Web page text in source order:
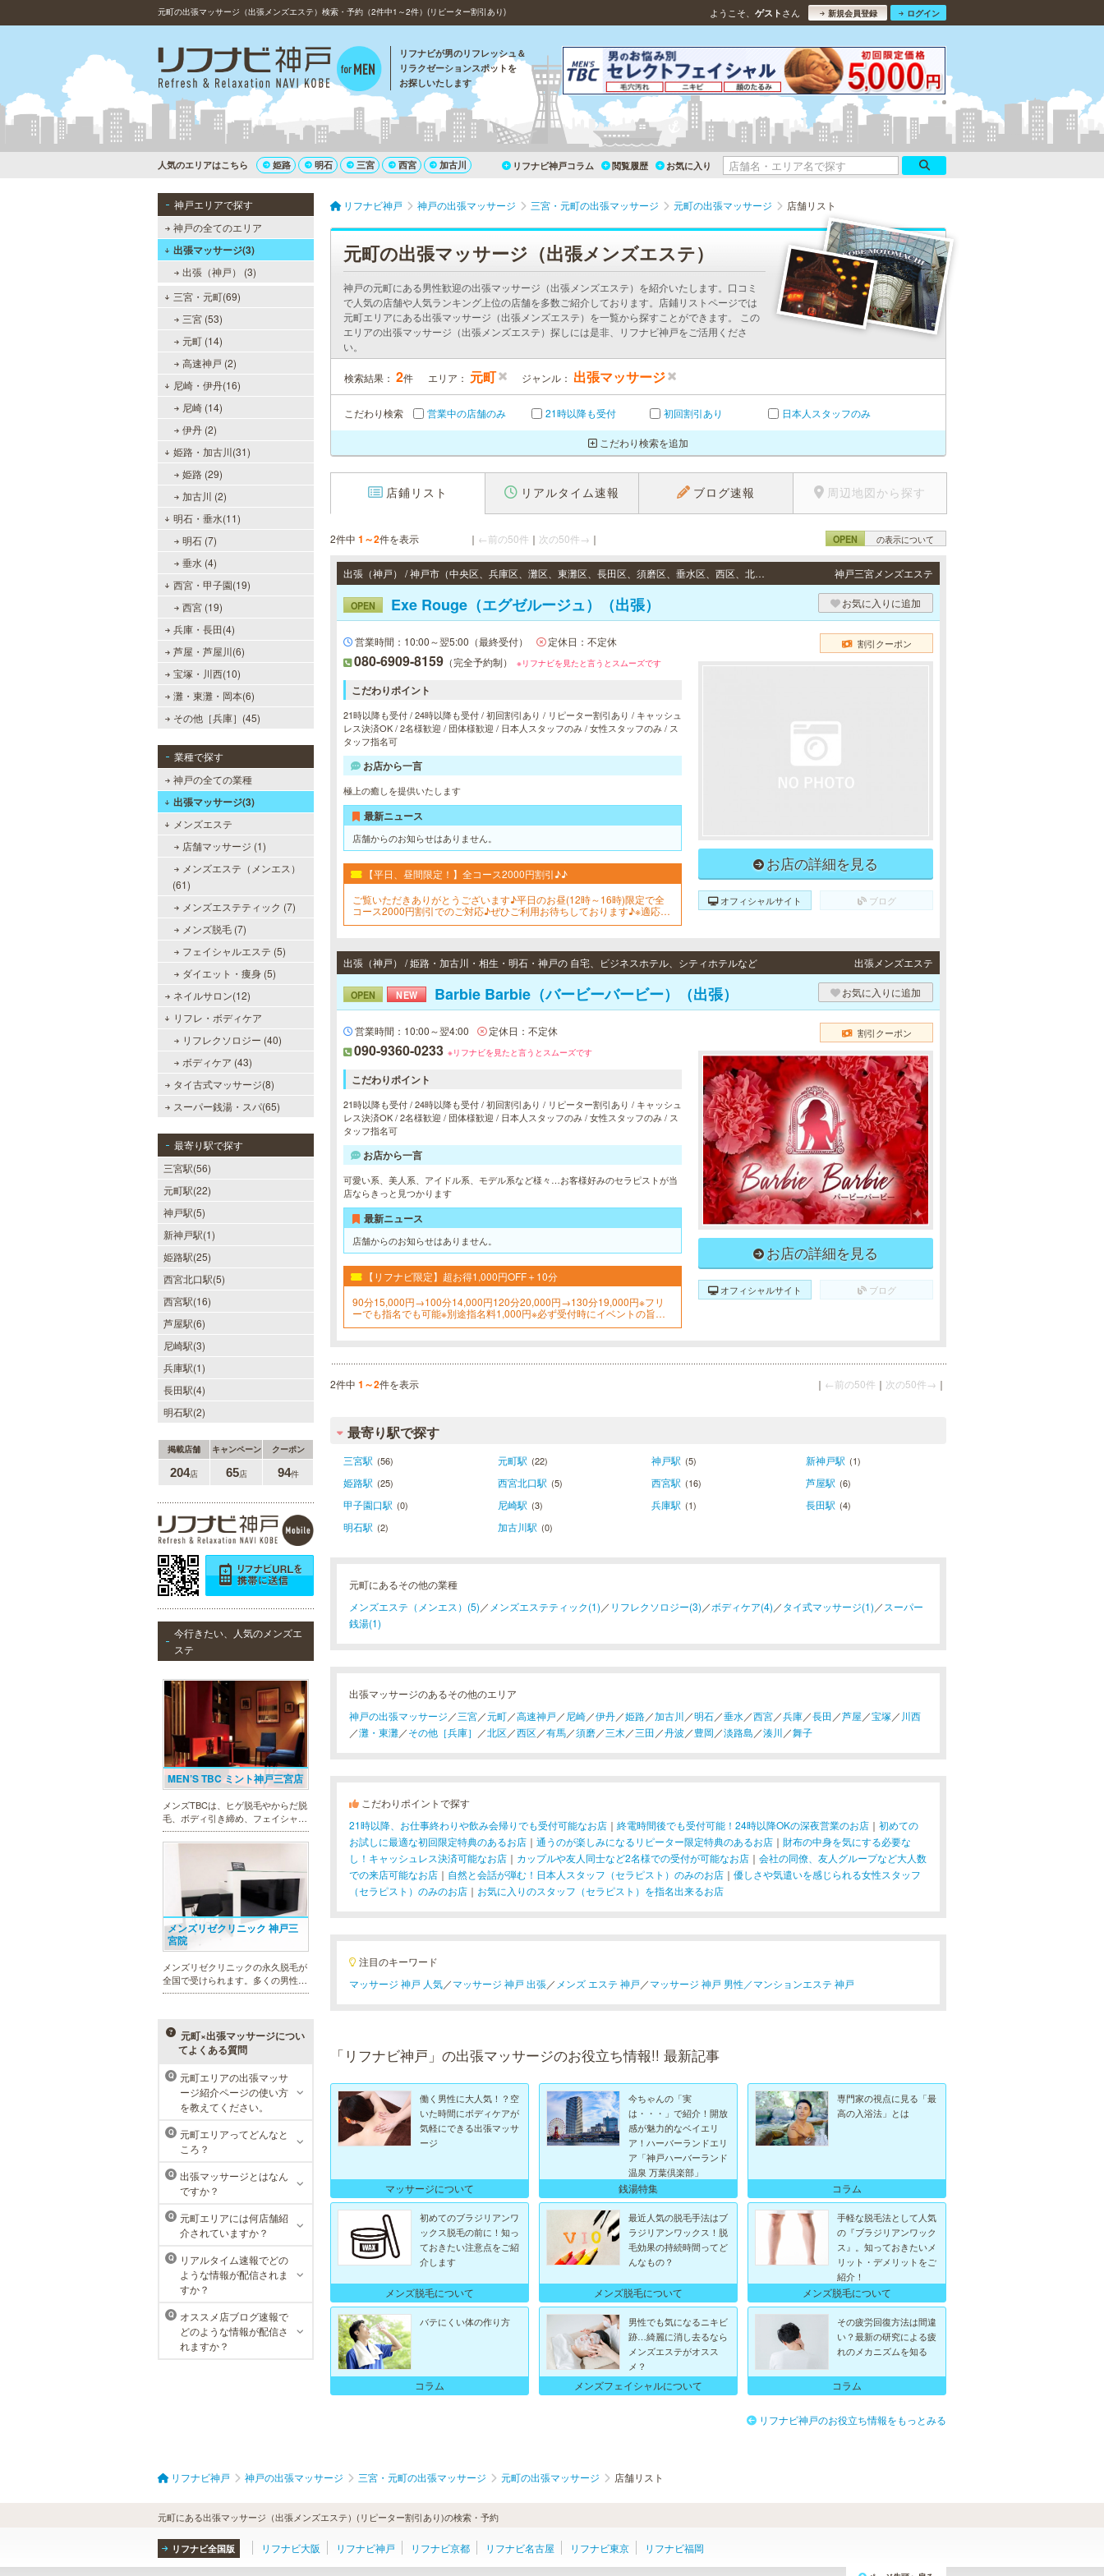
元町の出張マッサージ（出張メンズエステ）検索・予約（2件中1～2件）(リピーター割引あり) ようこそ、 ゲスト さん 新規会員登録 ログイン
リフナビが男のリフレッシュ＆
リラクゼーションスポットを
お探しいたします
人気のエリアはこちら 姫路 明石 三宮 西宮 加古川 リフナビ神戸コラム 閲覧履歴 お気に入り
神戸エリアで探す
神戸の全てのエリア
出張マッサージ(3)
出張（神戸） (3)
三宮・元町(69)
三宮 (53)
元町 (14)
高速神戸 (2)
尼崎・伊丹(16)
尼崎 (14)
伊丹 (2)
姫路・加古川(31)
姫路 (29)
加古川 (2)
明石・垂水(11)
明石 (7)
垂水 (4)
西宮・甲子園(19)
西宮 (19)
兵庫・長田(4)
芦屋・芦屋川(6)
宝塚・川西(10)
灘・東灘・岡本(6)
その他［兵庫］(45)
業種で探す
神戸の全ての業種
出張マッサージ(3)
メンズエステ
店舗マッサージ (1)
メンズエステ（メンエス）
(61)
メンズエステティック (7)
メンズ脱毛 (7)
フェイシャルエステ (5)
ダイエット・痩身 (5)
ネイルサロン(12)
リフレ・ボディケア
リフレクソロジー (40)
ボディケア (43)
タイ古式マッサージ(8)
スーパー銭湯・スパ(65)
最寄り駅で探す
三宮駅(56)
元町駅(22)
神戸駅(5)
新神戸駅(1)
姫路駅(25)
西宮北口駅(5)
西宮駅(16)
芦屋駅(6)
尼崎駅(3)
兵庫駅(1)
長田駅(4)
明石駅(2)
掲載店舗 キャンペーン クーポン
204店 65店 94件
今行きたい、人気のメンズエ
ステ
MEN’S TBC ミント神戸三宮店
メンズTBCは、ヒゲ脱毛やからだ脱
毛、ボディ引き締め、フェイシャル
等、清潔感を保ちたい方や、お手入
れを楽に済ませたい方を全力でサポ
用意し、お待ちしております。
メンズリゼクリニック 神戸三
宮院
メンズリゼクリニックの永久脱毛が
全国で受けられます。多くの男性患
者様にご支持頂き、新宿1院から始
るクリニックになりました。
ラ・パルレ 神戸本店
ラ・パルレでは、脱毛、フェイシャ
ルや引き締め、アロマトリートメン
ト、本格的なダイエットコース等、
幅広いメニューでお客様の美を応
援。初めてで不安という方には、初
回限定体験コースも多数取り揃えて
元町×出張マッサージについ
てよくある質問
Q
元町エリアの出張マッサ
ージ紹介ページの使い方
を教えてください。
Q
元町エリアってどんなと
ころ？
Q
出張マッサージとはなん
ですか？
Q
元町エリアには何店舗紹
介されていますか？
Q
リアルタイム速報でどの
ような情報が配信されま
すか？
Q
オススメ店ブログ速報で
どのような情報が配信さ
れますか？
リフナビ神戸 神戸の出張マッサージ 三宮・元町の出張マッサージ 元町の出張マッサージ 店舗リスト
元町の出張マッサージ（出張メンズエステ）
神戸の元町にある男性歓迎の出張マッサージ（出張メンズエステ）を紹介いたします。口コミ
で人気の店舗や人気ランキング上位の店舗を多数ご紹介しております。店鋪リストページでは
元町エリアにある出張マッサージ（出張メンズエステ）を一覧から探すことができます。 この
エリアの出張マッサージ（出張メンズエステ）探しには是非、リフナビ神戸をご活用くださ
い。
検索結果： 2件 エリア： 元町 ジャンル： 出張マッサージ
こだわり検索 営業中の店舗のみ 21時以降も受付 初回割引あり 日本人スタッフのみ
こだわり検索を追加
店鋪リスト リアルタイム速報 ブログ速報 周辺地図から探す
2件中 1～2件を表示 ｜ ←前の50件 ｜ 次の50件→ ｜ OPEN の表示について
出張（神戸） / 神戸市（中央区、兵庫区、灘区、東灘区、長田区、須磨区、垂水区、西区、北区）、芦屋市、西宮市、尼崎市、三田市、三木市の自宅、ビジネスホテル、シティホテルなど。 その他ご相談ください。 神戸三宮メンズエステ
OPEN Exe Rouge（エグゼルージュ）（出張） お気に入りに追加
営業時間：10:00～翌5:00（最終受付） 定休日：不定休
080-6909-8159 （完全予約制） ※リフナビを見たと言うとスムーズです
こだわりポイント
21時以降も受付 / 24時以降も受付 / 初回割引あり / リピーター割引あり / キャッシュ
レス決済OK / 2名様歓迎 / 団体様歓迎 / 日本人スタッフのみ / 女性スタッフのみ / ス
タッフ指名可
お店から一言
極上の癒しを提供いたします
最新ニュース
店舗からのお知らせはありません。
【平日、昼間限定！】全コース2000円割引♪♪
ご覧いただきありがとうございます♪平日のお昼(12時～16時)限定で全
コース2000円割引でのご対応♪ぜひご利用お待ちしております♪※適応は
フリーでのご予約のみとなっております。
割引クーポン
お店の詳細を見る
オフィシャルサイト ブログ
出張（神戸） / 姫路・加古川・相生・明石・神戸の 自宅、ビジネスホテル、シティホテルなど 出張メンズエステ
OPEN NEW Barbie Barbie（バービーバービー）（出張） お気に入りに追加
営業時間：10:00～翌4:00 定休日：不定休
090-9360-0233 ※リフナビを見たと言うとスムーズです
こだわりポイント
21時以降も受付 / 24時以降も受付 / 初回割引あり / リピーター割引あり / キャッシュ
レス決済OK / 2名様歓迎 / 団体様歓迎 / 日本人スタッフのみ / 女性スタッフのみ / ス
タッフ指名可
お店から一言
可愛い系、美人系、アイドル系、モデル系など様々…お客様好みのセラピストが当
店ならきっと見つかります
最新ニュース
店舗からのお知らせはありません。
【リフナビ限定】超お得1,000円OFF＋10分
90分15,000円→100分14,000円120分20,000円→130分19,000円※フリ
ーでも指名でも可能※別途指名料1,000円※必ず受付時にイベントの旨を
お申し付けください
割引クーポン
お店の詳細を見る
オフィシャルサイト ブログ
2件中 1～2件を表示 ｜ ←前の50件 ｜ 次の50件→ ｜
最寄り駅で探す
三宮駅 (56) 元町駅 (22) 神戸駅 (5) 新神戸駅 (1)
姫路駅 (25) 西宮北口駅 (5) 西宮駅 (16) 芦屋駅 (6)
甲子園口駅 (0) 尼崎駅 (3) 兵庫駅 (1) 長田駅 (4)
明石駅 (2) 加古川駅 (0)
元町にあるその他の業種
メンズエステ（メンエス）(5) ／ メンズエステティック(1) ／ リフレクソロジー(3) ／ボディケア(4) ／タイ式マッサージ(1) ／ スーパー
銭湯(1)
出張マッサージのあるその他のエリア
神戸の出張マッサージ ／三宮／元町／高速神戸／ 尼崎／伊丹／姫路／加古川 ／明石／垂水 ／西宮／兵庫／長田 ／芦屋 ／宝塚 ／ 川西
／灘・東灘／その他［兵庫］ ／北区／西区／有馬／須磨／三木 ／三田 ／丹波 ／豊岡 ／淡路島 ／湊川 ／舞子
こだわりポイントで探す
21時以降、お仕事終わりや飲み会帰りでも受付可能なお店 ｜ 終電時間後でも受付可能！24時以降OKの深夜営業のお店 ｜ 初めての
お試しに最適な初回限定特典のあるお店 ｜ 通うのが楽しみになるリピーター限定特典のあるお店 ｜ 財布の中身を気にする必要な
し！キャッシュレス決済可能なお店 ｜ カップルや友人同士など2名様での受付が可能なお店 ｜ 会社の同僚、友人グループなど大人数
での来店可能なお店 ｜ 自然と会話が弾む！日本人スタッフ（セラピスト）のみのお店 ｜ 優しさや気遣いを感じられる女性スタッフ
（セラピスト）のみのお店 ｜ お気に入りのスタッフ（セラピスト）を指名出来るお店
注目のキーワード
マッサージ 神戸 人気／マッサージ 神戸 出張／ メンズ エステ 神戸／マッサージ 神戸 男性／マンションエステ 神戸
「リフナビ神戸」の出張マッサージのお役立ち情報!! 最新記事
働く男性に大人気！？空
いた時間にボディケアが
気軽にできる出張マッサ
ージ
マッサージについて
今ちゃんの「実
は・・・」で紹介！開放
感が魅力的なベイエリ
ア！ハーバーランドエリ
ア「神戸ハーバーランド
温泉 万葉倶楽部」
銭湯特集
専門家の視点に見る「最
高の入浴法」とは
コラム
初めてのブラジリアンワ
ックス脱毛の前に！知っ
ておきたい注意点をご紹
介します
メンズ脱毛について
最近人気の脱毛手法はブ
ラジリアンワックス！脱
毛効果の持続時間ってど
んなもの？
メンズ脱毛について
手軽な脱毛法として人気
の『ブラジリアンワック
ス』。知っておきたいメ
リット・デメリットをご
紹介！
メンズ脱毛について
バテにくい体の作り方
コラム
男性でも気になるニキビ
跡…綺麗に消し去るなら
メンズエステがオスス
メ？
メンズフェイシャルについて
その疲労回復方法は間違
い？最新の研究による疲
れのメカニズムを知る
コラム
リフナビ神戸のお役立ち情報をもっとみる
リフナビ神戸 神戸の出張マッサージ 三宮・元町の出張マッサージ 元町の出張マッサージ 店舗リスト
元町にある出張マッサージ（出張メンズエステ）(リピーター割引あり)の検索・予約
リフナビ全国版 リフナビ大阪 リフナビ神戸 リフナビ京都 リフナビ名古屋 リフナビ東京 リフナビ福岡